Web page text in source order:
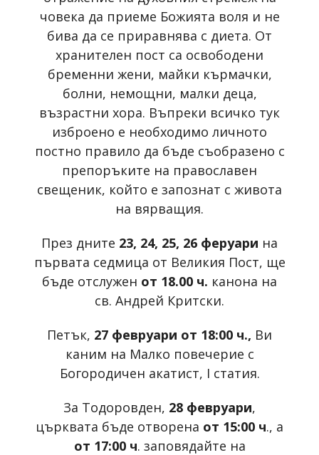
човека да приеме Божията воля и не
бива да се приравнява с диета. От
хранителен пост са освободени
бременни жени, майки кърмачки,
болни, немощни, малки деца,
възрастни хора. Въпреки всичко тук
изброено е необходимо личното
постно правило да бъде съобразено с
препоръките на православен
свещеник, който е запознат с живота
на вярващия.
През дните 23, 24, 25, 26 феруари на
първата седмица от Великия Пост, ще
бъде отслужен от 18.00 ч. канона на
св. Андрей Критски.
Петък, 27 февруари от 18:00 ч., Ви
каним на Малко повечерие с
Богородичен акатист, I статия.
За Тодоровден, 28 февруари,
църквата бъде отворена от 15:00 ч., а
от 17:00 ч. заповядайте на